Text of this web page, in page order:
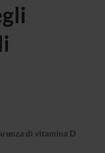
di vitamina D